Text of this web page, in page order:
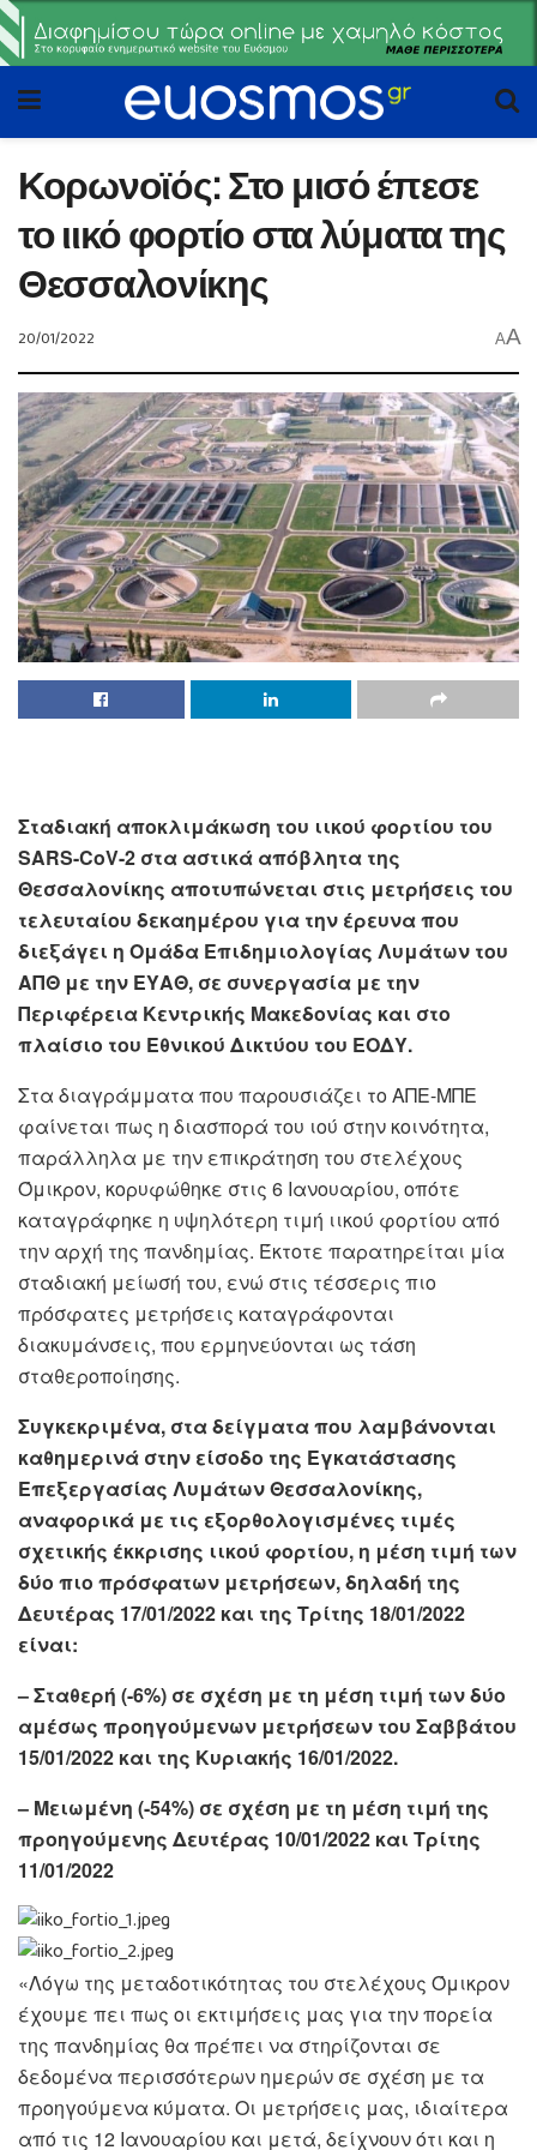
Κορωνοϊός: Στο μισό έπεσε
το ιικό φορτίο στα λύματα της
Θεσσαλονίκης
20/01/2022 AA
Σταδιακή αποκλιμάκωση του ιικού φορτίου του
SARS-CoV-2 στα αστικά απόβλητα της
Θεσσαλονίκης αποτυπώνεται στις μετρήσεις του
τελευταίου δεκαημέρου για την έρευνα που
διεξάγει η Ομάδα Επιδημιολογίας Λυμάτων του
ΑΠΘ με την ΕΥΑΘ, σε συνεργασία με την
Περιφέρεια Κεντρικής Μακεδονίας και στο
πλαίσιο του Εθνικού Δικτύου του ΕΟΔΥ.
Στα διαγράμματα που παρουσιάζει το ΑΠΕ-ΜΠΕ
φαίνεται πως η διασπορά του ιού στην κοινότητα,
παράλληλα με την επικράτηση του στελέχους
Όμικρον, κορυφώθηκε στις 6 Ιανουαρίου, οπότε
καταγράφηκε η υψηλότερη τιμή ιικού φορτίου από
την αρχή της πανδημίας. Έκτοτε παρατηρείται μία
σταδιακή μείωσή του, ενώ στις τέσσερις πιο
πρόσφατες μετρήσεις καταγράφονται
διακυμάνσεις, που ερμηνεύονται ως τάση
σταθεροποίησης.
Συγκεκριμένα, στα δείγματα που λαμβάνονται
καθημερινά στην είσοδο της Εγκατάστασης
Επεξεργασίας Λυμάτων Θεσσαλονίκης,
αναφορικά με τις εξορθολογισμένες τιμές
σχετικής έκκρισης ιικού φορτίου, η μέση τιμή των
δύο πιο πρόσφατων μετρήσεων, δηλαδή της
Δευτέρας 17/01/2022 και της Τρίτης 18/01/2022
είναι:
– Σταθερή (-6%) σε σχέση με τη μέση τιμή των δύο
αμέσως προηγούμενων μετρήσεων του Σαββάτου
15/01/2022 και της Κυριακής 16/01/2022.
– Μειωμένη (-54%) σε σχέση με τη μέση τιμή της
προηγούμενης Δευτέρας 10/01/2022 και Τρίτης
11/01/2022
«Λόγω της μεταδοτικότητας του στελέχους Όμικρον
έχουμε πει πως οι εκτιμήσεις μας για την πορεία
της πανδημίας θα πρέπει να στηρίζονται σε
δεδομένα περισσότερων ημερών σε σχέση με τα
προηγούμενα κύματα. Οι μετρήσεις μας, ιδιαίτερα
από τις 12 Ιανουαρίου και μετά, δείχνουν ότι και η